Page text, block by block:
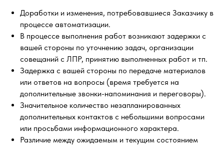
Доработки и изменения, потребовавшиеся Заказчику в
процессе автоматизации.
В процессе выполнения работ возникают задержки с
вашей стороны по уточнению задач, организации
совещаний с ЛПР, принятию выполненных работ и тп.
Задержка с вашей стороны по передаче материалов
или ответов на вопросы (время требуется на
дополнительные звонки-напоминания и переговоры).
Значительное количество незапланированных
дополнительных контактов с небольшими вопросами
или просьбами информационного характера.
Различие между ожидаемым и текущим состоянием